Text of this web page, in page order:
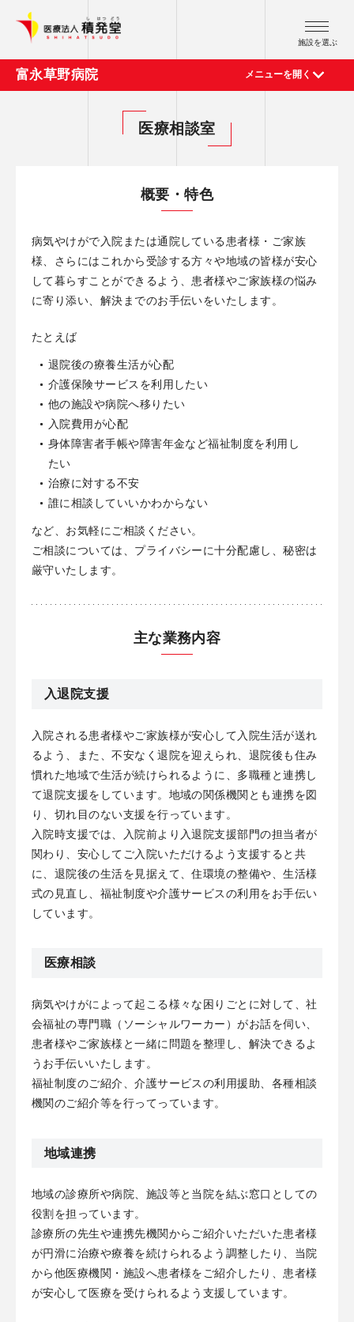
施設を選ぶ
富永草野病院 メニューを開く
交通アクセス
代表電話（24時間受付）
0256-36-8777
医療相談室
概要・特色
病気やけがで入院または通院している患者様・ご家族
様、さらにはこれから受診する方々や地域の皆様が安心
して暮らすことができるよう、患者様やご家族様の悩み
に寄り添い、解決までのお手伝いをいたします。
たとえば
退院後の療養生活が心配
介護保険サービスを利用したい
他の施設や病院へ移りたい
入院費用が心配
身体障害者手帳や障害年金など福祉制度を利用し
たい
治療に対する不安
誰に相談していいかわからない
など、お気軽にご相談ください。
ご相談については、プライバシーに十分配慮し、秘密は
厳守いたします。
主な業務内容
入退院支援
入院される患者様やご家族様が安心して入院生活が送れ
るよう、また、不安なく退院を迎えられ、退院後も住み
慣れた地域で生活が続けられるように、多職種と連携し
て退院支援をしています。地域の関係機関とも連携を図
り、切れ目のない支援を行っています。
入院時支援では、入院前より入退院支援部門の担当者が
関わり、安心してご入院いただけるよう支援すると共
に、退院後の生活を見据えて、住環境の整備や、生活様
式の見直し、福祉制度や介護サービスの利用をお手伝い
しています。
医療相談
病気やけがによって起こる様々な困りごとに対して、社
会福祉の専門職（ソーシャルワーカー）がお話を伺い、
患者様やご家族様と一緒に問題を整理し、解決できるよ
うお手伝いいたします。
福祉制度のご紹介、介護サービスの利用援助、各種相談
機関のご紹介等を行ってっています。
地域連携
地域の診療所や病院、施設等と当院を結ぶ窓口としての
役割を担っています。
診療所の先生や連携先機関からご紹介いただいた患者様
が円滑に治療や療養を続けられるよう調整したり、当院
から他医療機関・施設へ患者様をご紹介したり、患者様
が安心して医療を受けられるよう支援しています。